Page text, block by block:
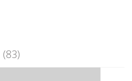
(83)